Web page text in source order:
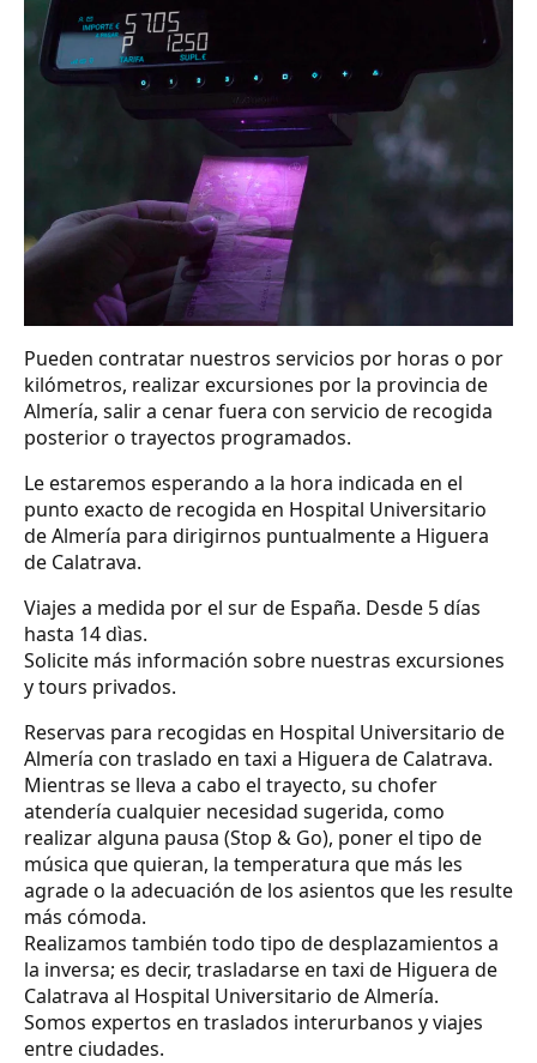
Pueden contratar nuestros servicios por horas o por
kilómetros, realizar excursiones por la provincia de
Almería, salir a cenar fuera con servicio de recogida
posterior o trayectos programados.
Le estaremos esperando a la hora indicada en el
punto exacto de recogida en Hospital Universitario
de Almería para dirigirnos puntualmente a Higuera
de Calatrava.
Viajes a medida por el sur de España. Desde 5 días
hasta 14 dìas.
Solicite más información sobre nuestras excursiones
y tours privados.
Reservas para recogidas en Hospital Universitario de
Almería con traslado en taxi a Higuera de Calatrava.
Mientras se lleva a cabo el trayecto, su chofer
atendería cualquier necesidad sugerida, como
realizar alguna pausa (Stop & Go), poner el tipo de
música que quieran, la temperatura que más les
agrade o la adecuación de los asientos que les resulte
más cómoda.
Realizamos también todo tipo de desplazamientos a
la inversa; es decir, trasladarse en taxi de Higuera de
Calatrava al Hospital Universitario de Almería.
Somos expertos en traslados interurbanos y viajes
entre ciudades.